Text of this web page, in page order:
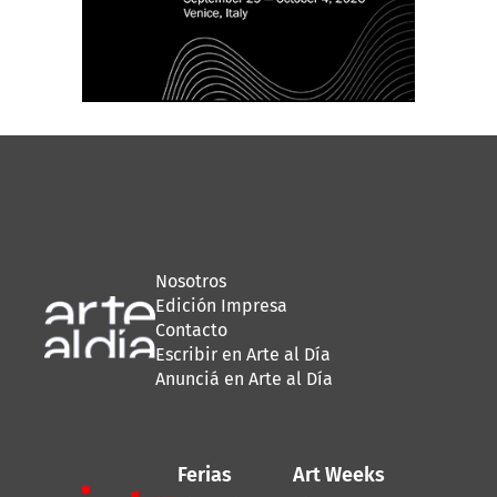
Nosotros
Edición Impresa
Contacto
Escribir en Arte al Día
Anunciá en Arte al Día
Ferias Art Weeks